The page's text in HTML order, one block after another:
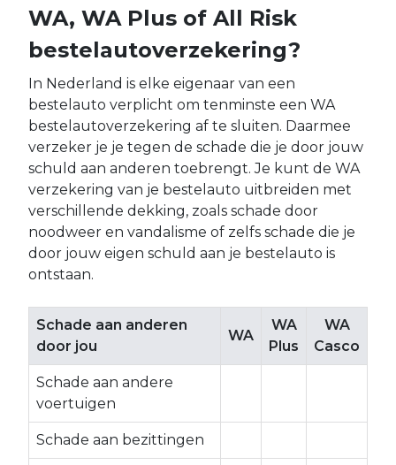
WA, WA Plus of All Risk
bestelautoverzekering?
In Nederland is elke eigenaar van een
bestelauto verplicht om tenminste een WA
bestelautoverzekering af te sluiten. Daarmee
verzeker je je tegen de schade die je door jouw
schuld aan anderen toebrengt. Je kunt de WA
verzekering van je bestelauto uitbreiden met
verschillende dekking, zoals schade door
noodweer en vandalisme of zelfs schade die je
door jouw eigen schuld aan je bestelauto is
ontstaan.
Schade aan anderen
door jou
WA
WA
Plus
WA
Casco
Schade aan andere
voertuigen
Schade aan bezittingen